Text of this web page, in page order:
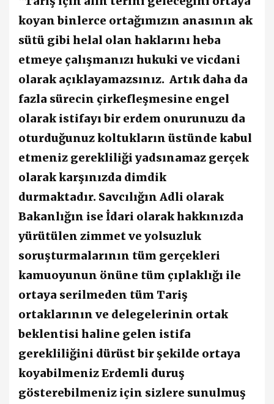
koyan binlerce ortağımızın anasının ak
sütü gibi helal olan haklarını heba
etmeye çalışmanızı hukuki ve vicdani
olarak açıklayamazsınız. Artık daha da
fazla sürecin çirkefleşmesine engel
olarak istifayı bir erdem onurunuzu da
oturduğunuz koltukların üstünde kabul
etmeniz gerekliliği yadsınamaz gerçek
olarak karşınızda dimdik
durmaktadır. Savcılığın Adli olarak
Bakanlığın ise İdari olarak hakkınızda
yürütülen zimmet ve yolsuzluk
soruşturmalarının tüm gerçekleri
kamuoyunun önüne tüm çıplaklığı ile
ortaya serilmeden tüm Tariş
ortaklarının ve delegelerinin ortak
beklentisi haline gelen istifa
gerekliliğini dürüst bir şekilde ortaya
koyabilmeniz Erdemli duruş
gösterebilmeniz için sizlere sunulmuş